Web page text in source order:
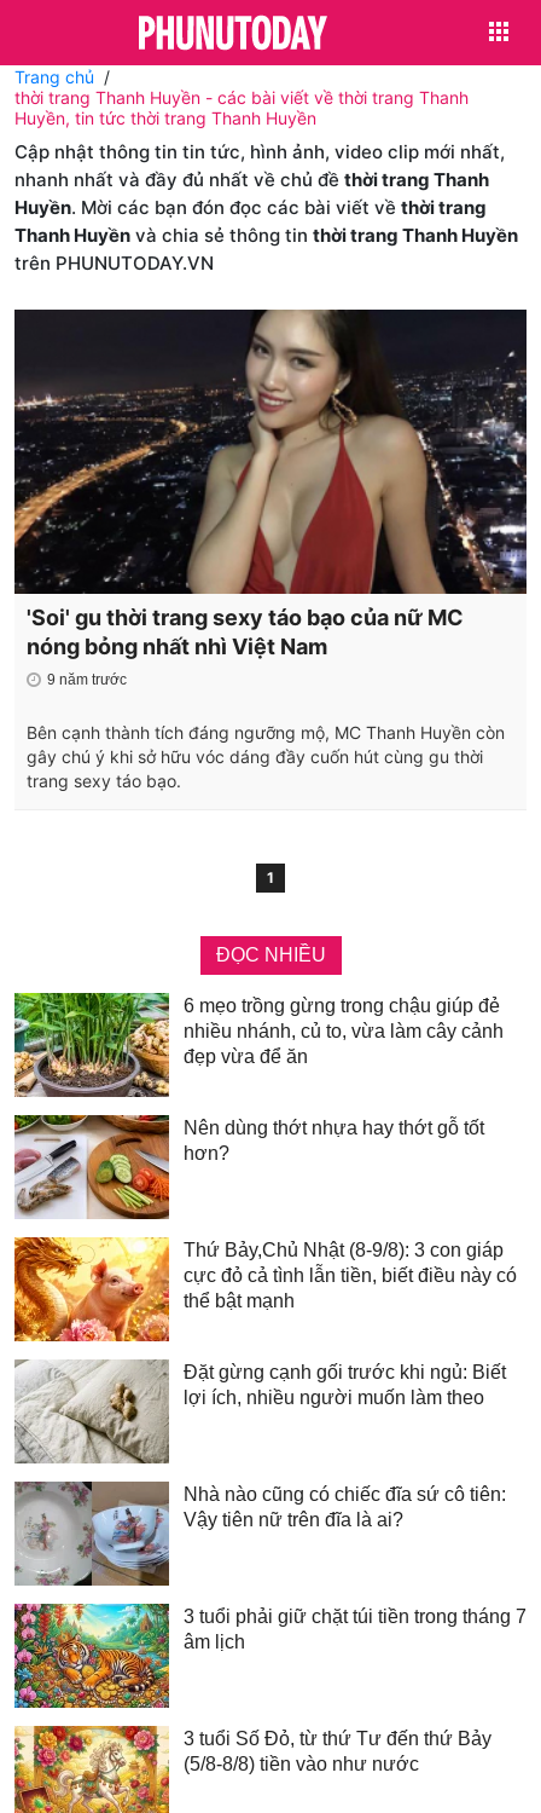
Trang chủ
thời trang Thanh Huyền - các bài viết về thời trang Thanh
Huyền, tin tức thời trang Thanh Huyền
Cập nhật thông tin tin tức, hình ảnh, video clip mới nhất,
nhanh nhất và đầy đủ nhất về chủ đề thời trang Thanh
Huyền. Mời các bạn đón đọc các bài viết về thời trang
Thanh Huyền và chia sẻ thông tin thời trang Thanh Huyền
trên PHUNUTODAY.VN
'Soi' gu thời trang sexy táo bạo của nữ MC
nóng bỏng nhất nhì Việt Nam
9 năm trước
Bên cạnh thành tích đáng ngưỡng mộ, MC Thanh Huyền còn
gây chú ý khi sở hữu vóc dáng đầy cuốn hút cùng gu thời
trang sexy táo bạo.
1
ĐỌC NHIỀU
6 mẹo trồng gừng trong chậu giúp đẻ
nhiều nhánh, củ to, vừa làm cây cảnh
đẹp vừa để ăn
Nên dùng thớt nhựa hay thớt gỗ tốt
hơn?
Thứ Bảy,Chủ Nhật (8-9/8): 3 con giáp
cực đỏ cả tình lẫn tiền, biết điều này có
thể bật mạnh
Đặt gừng cạnh gối trước khi ngủ: Biết
lợi ích, nhiều người muốn làm theo
Nhà nào cũng có chiếc đĩa sứ cô tiên:
Vậy tiên nữ trên đĩa là ai?
3 tuổi phải giữ chặt túi tiền trong tháng 7
âm lịch
3 tuổi Số Đỏ, từ thứ Tư đến thứ Bảy
(5/8-8/8) tiền vào như nước